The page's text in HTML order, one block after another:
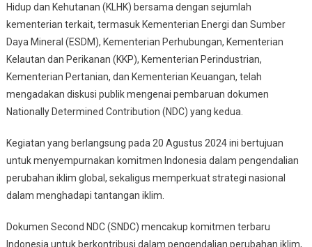
Mampu
Capai
Net
Zero
Emissions
Sebelum
2060
Hidup dan Kehutanan (KLHK) bersama dengan sejumlah
kementerian terkait, termasuk Kementerian Energi dan Sumber
Daya Mineral (ESDM), Kementerian Perhubungan, Kementerian
Kelautan dan Perikanan (KKP), Kementerian Perindustrian,
Kementerian Pertanian, dan Kementerian Keuangan, telah
mengadakan diskusi publik mengenai pembaruan dokumen
Nationally Determined Contribution (NDC) yang kedua.
Kegiatan yang berlangsung pada 20 Agustus 2024 ini bertujuan
untuk menyempurnakan komitmen Indonesia dalam pengendalian
perubahan iklim global, sekaligus memperkuat strategi nasional
dalam menghadapi tantangan iklim.
Dokumen Second NDC (SNDC) mencakup komitmen terbaru
Indonesia untuk berkontribusi dalam pengendalian perubahan iklim,